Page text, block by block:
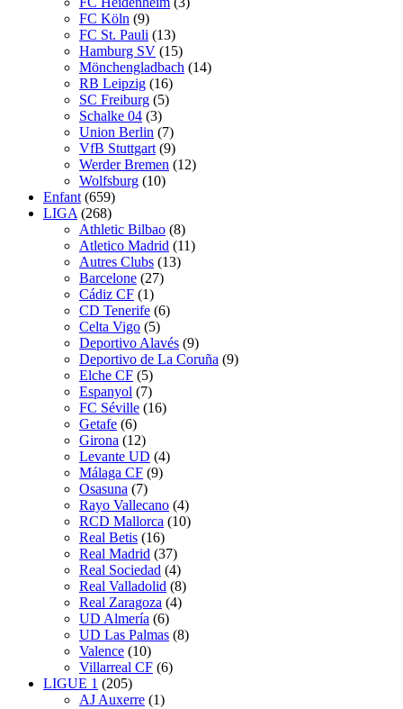
FC Köln (9)
FC St. Pauli (13)
Hamburg SV (15)
Mönchengladbach (14)
RB Leipzig (16)
SC Freiburg (5)
Schalke 04 (3)
Union Berlin (7)
VfB Stuttgart (9)
Werder Bremen (12)
Wolfsburg (10)
Enfant (659)
LIGA (268)
Athletic Bilbao (8)
Atletico Madrid (11)
Autres Clubs (13)
Barcelone (27)
Cádiz CF (1)
CD Tenerife (6)
Celta Vigo (5)
Deportivo Alavés (9)
Deportivo de La Coruña (9)
Elche CF (5)
Espanyol (7)
FC Séville (16)
Getafe (6)
Girona (12)
Levante UD (4)
Málaga CF (9)
Osasuna (7)
Rayo Vallecano (4)
RCD Mallorca (10)
Real Betis (16)
Real Madrid (37)
Real Sociedad (4)
Real Valladolid (8)
Real Zaragoza (4)
UD Almería (6)
UD Las Palmas (8)
Valence (10)
Villarreal CF (6)
LIGUE 1 (205)
AJ Auxerre (1)